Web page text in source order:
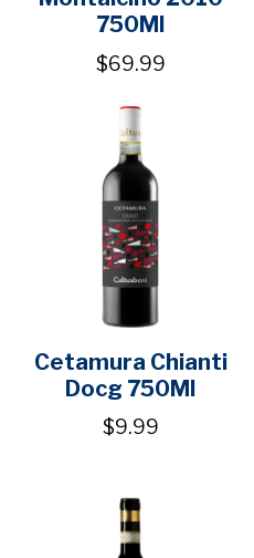
750Ml
$69.99
Cetamura Chianti
Docg 750Ml
$9.99